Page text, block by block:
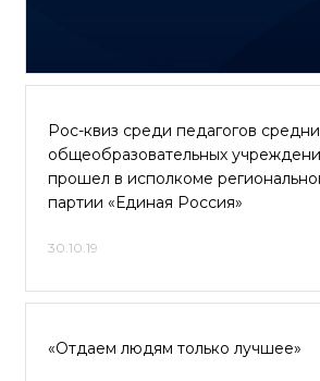
Рос-квиз среди педагогов
общеобразовательных
прошел в исполкоме
партии «Единая Россия»
30.10.19
«Отдаем людям только лучшее»